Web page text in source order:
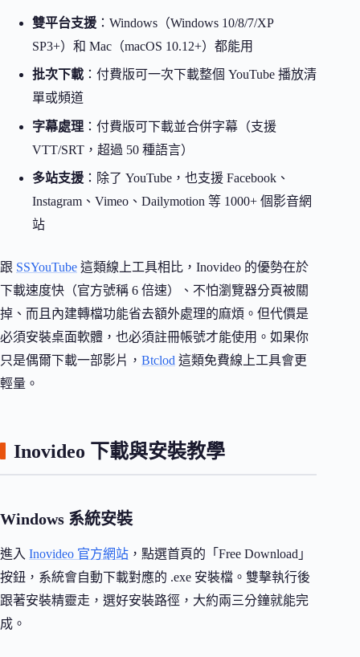
雙平台支援 ：Windows（Windows 10/8/7/XP
SP3+）和 Mac（macOS 10.12+）都能用
批次下載 ：付費版可一次下載整個 YouTube 播放清
單或頻道
字幕處理 ：付費版可下載並合併字幕（支援
VTT/SRT，超過 50 種語言）
多站支援 ：除了 YouTube，也支援 Facebook、
Instagram、Vimeo、Dailymotion 等 1000+ 個影音網
站
跟 SSYouTube 這類線上工具相比，Inovideo 的優勢在於
下載速度快（官方號稱 6 倍速）、不怕瀏覽器分頁被關
掉、而且內建轉檔功能省去額外處理的麻煩。但代價是
必須安裝桌面軟體，也必須註冊帳號才能使用。如果你
只是偶爾下載一部影片， Btclod 這類免費線上工具會更
輕量。
Inovideo 下載與安裝教學
Windows 系統安裝
進入 Inovideo 官方網站 ，點選首頁的「Free Download」
按鈕，系統會自動下載對應的 .exe 安裝檔。雙擊執行後
跟著安裝精靈走，選好安裝路徑，大約兩三分鐘就能完
成。